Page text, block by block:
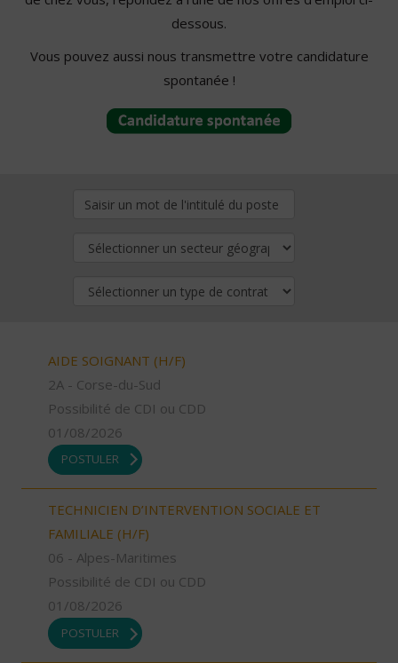
dessous.
Vous pouvez aussi nous transmettre votre candidature
spontanée !
AIDE SOIGNANT (H/F)
2A - Corse-du-Sud
Possibilité de CDI ou CDD
01/08/2026
POSTULER
TECHNICIEN D’INTERVENTION SOCIALE ET
FAMILIALE (H/F)
06 - Alpes-Maritimes
Possibilité de CDI ou CDD
01/08/2026
POSTULER